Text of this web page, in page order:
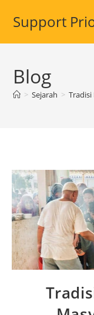
Support
Blog
> Sejarah >